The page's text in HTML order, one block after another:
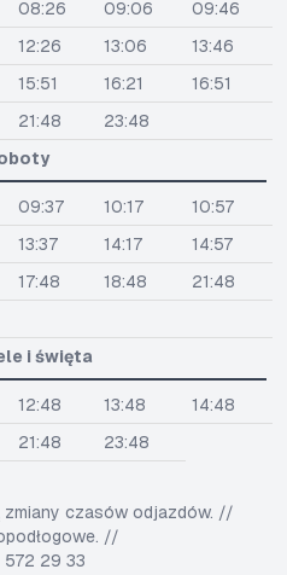
08:26 09:06
09:46
12:26 13:06
13:46
15:51 16:21
16:51
21:48
23:48
09:37 10:17
10:57
13:37 14:17
14:57
17:48 18:48
21:48
i święta
12:48 13:48
14:48
21:48 23:48
zmiany czasów odjazdów. //
//
572 29 33